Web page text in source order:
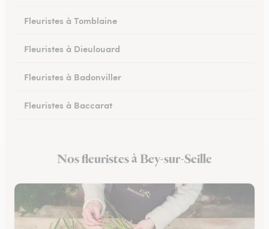
Fleuristes à Tomblaine
Fleuristes à Dieulouard
Fleuristes à Badonviller
Fleuristes à Baccarat
Fleuristes à Longwy
Nos fleuristes à Bey-sur-Seille